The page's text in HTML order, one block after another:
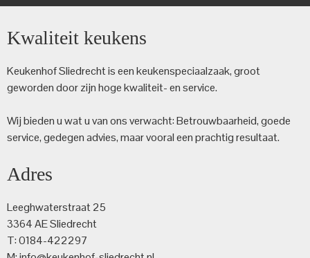
Kwaliteit keukens
Keukenhof Sliedrecht is een keuken­speciaalzaak, groot
geworden door zijn hoge kwaliteit- en service.
Wij bieden u wat u van ons verwacht: Betrouwbaarheid, goede
service, gedegen advies, maar vooral een prachtig resultaat.
Adres
Leeghwaterstraat 25
3364 AE Sliedrecht
T: 0184-422297